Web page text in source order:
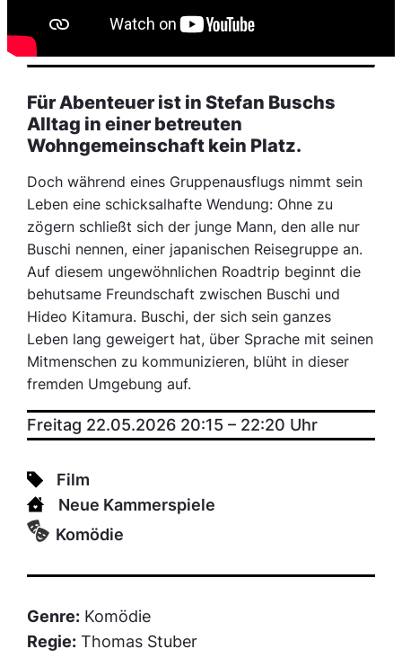
Für Abenteuer ist in Stefan Buschs
Alltag in einer betreuten
Wohngemeinschaft kein Platz.
Doch während eines Gruppenausflugs nimmt sein
Leben eine schicksalhafte Wendung: Ohne zu
zögern schließt sich der junge Mann, den alle nur
Buschi nennen, einer japanischen Reisegruppe an.
Auf diesem ungewöhnlichen Roadtrip beginnt die
behutsame Freundschaft zwischen Buschi und
Hideo Kitamura. Buschi, der sich sein ganzes
Leben lang geweigert hat, über Sprache mit seinen
Mitmenschen zu kommunizieren, blüht in dieser
fremden Umgebung auf.
Freitag 22.05.2026 20:15 – 22:20 Uhr
Film
Neue Kammerspiele
Komödie
Genre: Komödie
Regie: Thomas Stuber